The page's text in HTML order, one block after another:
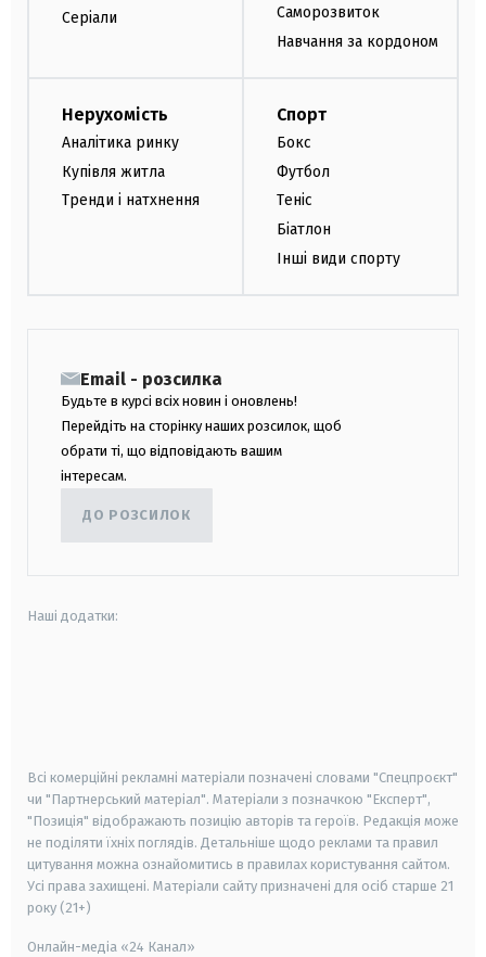
Серіали
Саморозвиток
Навчання за кордоном
Нерухомість
Аналітика ринку
Купівля житла
Тренди і натхнення
Спорт
Бокс
Футбол
Теніс
Біатлон
Інші види спорту
Email - розсилка
Будьте в курсі всіх новин і оновлень!
Перейдіть на сторінку наших розсилок, щоб
обрати ті, що відповідають вашим
інтересам.
ДО РОЗСИЛОК
Наші додатки:
Всі комерційні рекламні матеріали позначені словами "Спецпроєкт"
чи "Партнерський матеріал". Матеріали з позначкою "Експерт",
"Позиція" відображають позицію авторів та героїв. Редакція може
не поділяти їхніх поглядів. Детальніше щодо реклами та правил
цитування можна ознайомитись в правилах користування сайтом.
Усі права захищені. Матеріали сайту призначені для осіб старше 21
року (21+)
Онлайн-медіа «24 Канал»